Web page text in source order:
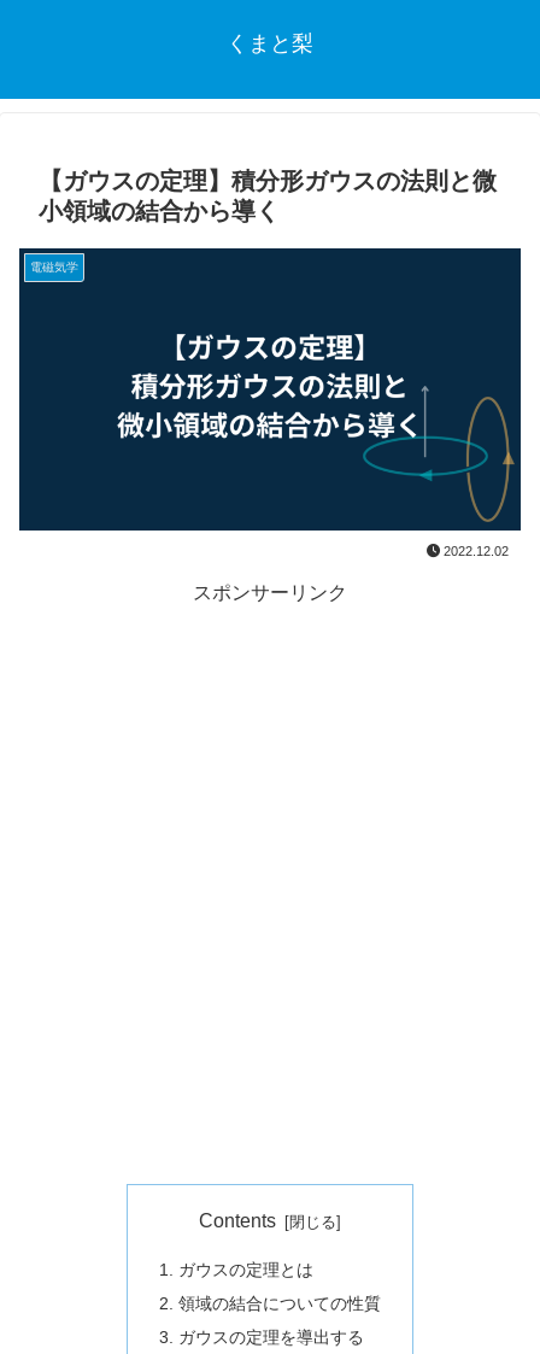
くまと梨
【ガウスの定理】積分形ガウスの法則と微
小領域の結合から導く
電磁気学
2022.12.02
スポンサーリンク
Contents
1. ガウスの定理とは
2. 領域の結合についての性質
3. ガウスの定理を導出する